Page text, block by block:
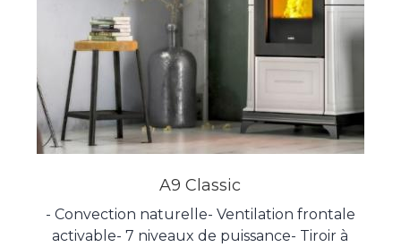
A9 Classic
- Convection naturelle- Ventilation frontale
activable- 7 niveaux de puissance- Tiroir à